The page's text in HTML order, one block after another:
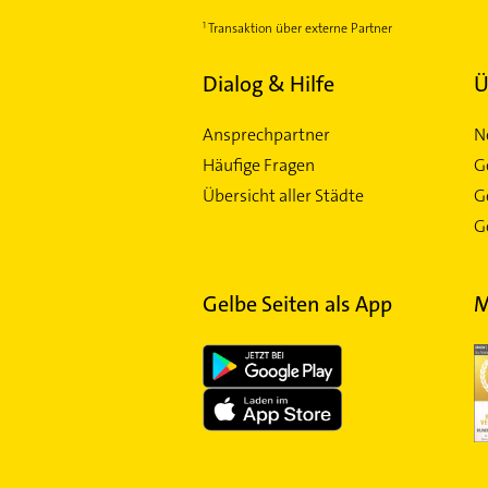
Transaktion über externe Partner
Dialog & Hilfe
Ansprechpartner
Häufige Fragen
Übersicht aller Städte
Gelbe Seiten als App